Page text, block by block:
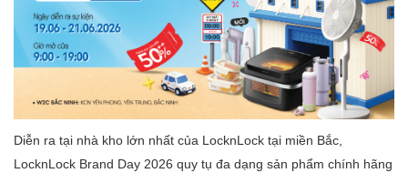
Diễn ra tại nhà kho lớn nhất của LocknLock tại miền Bắc,
LocknLock Brand Day 2026 quy tụ đa dạng sản phẩm chính hãng